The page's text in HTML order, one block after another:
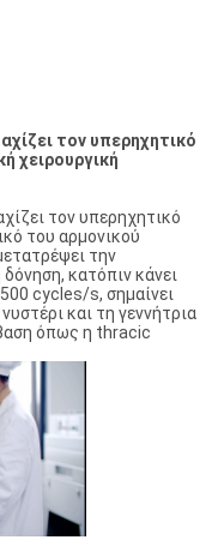
τον υπερηχητικό
χειρουργική
τον υπερηχητικό
του αρμονικού
την
κατόπιν κάνει
cycles/s, σημαίνει
και τη γεννήτρια
όπως η thracic